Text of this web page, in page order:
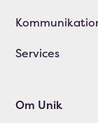
Services
Om Unik